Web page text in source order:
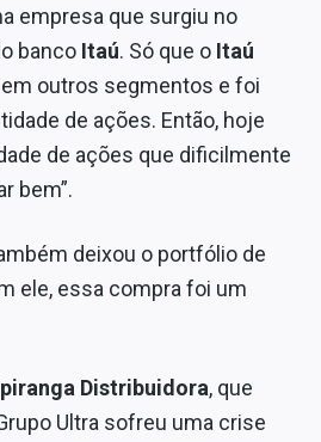
empresa que surgiu no
banco Itaú. Só que o Itaú
outros segmentos e foi
de ações. Então, hoje
de ações que dificilmente
bem”.
deixou o portfólio de
ele, essa compra foi um
Distribuidora, que
Ultra sofreu uma crise